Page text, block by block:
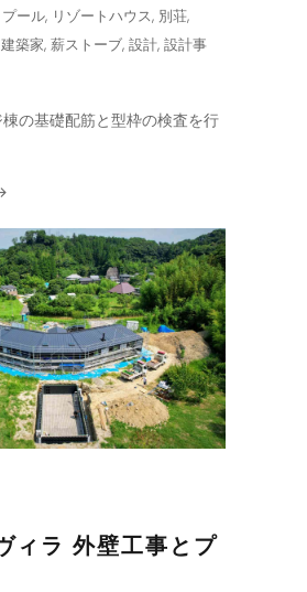
プール, リゾートハウス, 別荘,
建築家, 薪ストーブ, 設計, 設計事
の基礎配筋と型枠の検査を行
ィラ 外壁工事とプ